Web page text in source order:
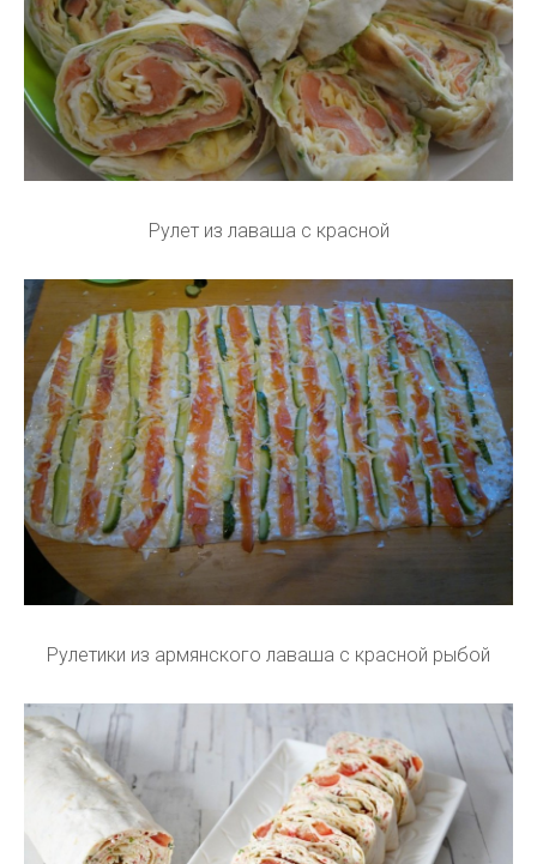
Рулет из лаваша с красной
Рулетики из армянского лаваша с красной рыбой